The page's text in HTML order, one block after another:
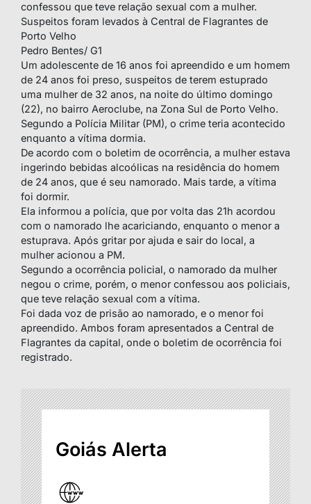
confessou que teve relação sexual com a mulher.
Suspeitos foram levados à Central de Flagrantes de
Porto Velho
Pedro Bentes/ G1
Um adolescente de 16 anos foi apreendido e um homem
de 24 anos foi preso, suspeitos de terem estuprado
uma mulher de 32 anos, na noite do último domingo
(22), no bairro Aeroclube, na Zona Sul de Porto Velho.
Segundo a Polícia Militar (PM), o crime teria acontecido
enquanto a vítima dormia.
De acordo com o boletim de ocorrência, a mulher estava
ingerindo bebidas alcoólicas na residência do homem
de 24 anos, que é seu namorado. Mais tarde, a vítima
foi dormir.
Ela informou a polícia, que por volta das 21h acordou
com o namorado lhe acariciando, enquanto o menor a
estuprava. Após gritar por ajuda e sair do local, a
mulher acionou a PM.
Segundo a ocorrência policial, o namorado da mulher
negou o crime, porém, o menor confessou aos policiais,
que teve relação sexual com a vítima.
Foi dada voz de prisão ao namorado, e o menor foi
apreendido. Ambos foram apresentados a Central de
Flagrantes da capital, onde o boletim de ocorrência foi
registrado.
Goiás Alerta